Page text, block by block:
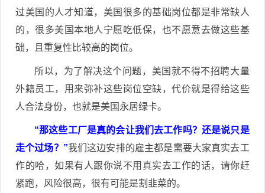
过美国的人才知道，美国很多的基础岗位都是非常缺人
的，很多美国本地人宁愿吃低保，也不愿意去做这些基
础，且重复性比较高的岗位。
所以，为了解决这个问题，美国就不得不招聘大量
外籍员工，用来弥补这些岗位空缺，代价就是得给这些
人合法身份，也就是美国永居绿卡。
“那这些工厂是真的会让我们去工作吗？还是说只是
走个过场？”我们这边安排的雇主都是需要大家真实去工
作的哈，如果有人跟你说不用真实去工作的话，请你赶
紧跑，风险很高，很有可能是割韭菜的。